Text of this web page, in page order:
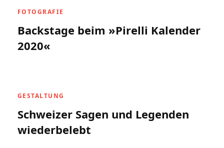
FOTOGRAFIE
Backstage beim »Pirelli Kalender
2020«
GESTALTUNG
Schweizer Sagen und Legenden
wiederbelebt